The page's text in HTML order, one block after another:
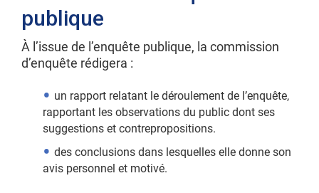
publique
À l’issue de l’enquête publique, la commission
d’enquête rédigera :
un rapport relatant le déroulement de l’enquête,
rapportant les observations du public dont ses
suggestions et contrepropositions.
des conclusions dans lesquelles elle donne son
avis personnel et motivé.